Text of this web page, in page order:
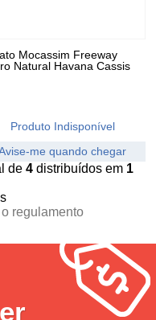
Mocassim Freeway
Natural Havana Cassis
Produto Indisponível
me quando chegar
de 4distribuídos em 1